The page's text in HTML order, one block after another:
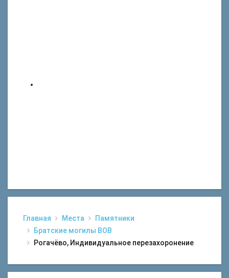
Главная Места
Памятники
Братские могилы ВОВ
Рогачёво, Индивидуальное перезахоронение